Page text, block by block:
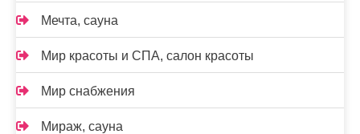
Мечта, сауна
Мир красоты и СПА, салон красоты
Мир снабжения
Мираж, сауна